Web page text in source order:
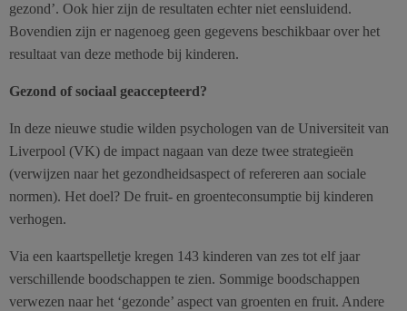
gezond’. Ook hier zijn de resultaten echter niet eensluidend.
Bovendien zijn er nagenoeg geen gegevens beschikbaar over het
resultaat van deze methode bij kinderen.
Gezond of sociaal geaccepteerd?
In deze nieuwe studie wilden psychologen van de Universiteit van
Liverpool (VK) de impact nagaan van deze twee strategieën
(verwijzen naar het gezondheidsaspect of refereren aan sociale
normen). Het doel? De fruit- en groenteconsumptie bij kinderen
verhogen.
Via een kaartspelletje kregen 143 kinderen van zes tot elf jaar
verschillende boodschappen te zien. Sommige boodschappen
verwezen naar het ‘gezonde’ aspect van groenten en fruit. Andere